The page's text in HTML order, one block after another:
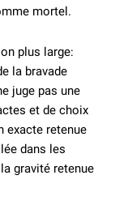
mortel.
plus large:
la bravade
juge pas une
et de choix
exacte retenue
dans les
gravité retenue